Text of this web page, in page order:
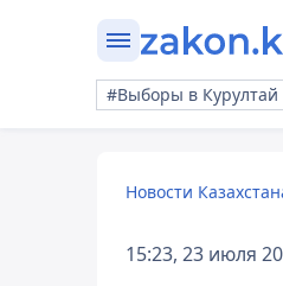
#Выборы в Курултай
Новости
15:23, 23 июля